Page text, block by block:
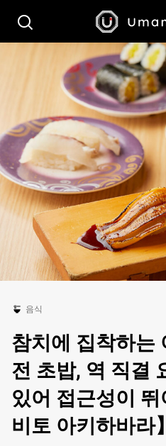
음식
참치에 집착하는
전 초밥, 역 직결
있어 접근성이
비토 아키하바라】